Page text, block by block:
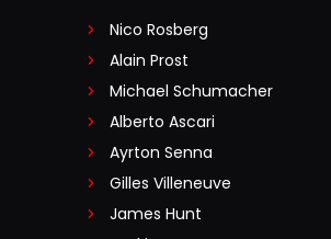
Nico Rosberg
Alain Prost
Michael Schumacher
Alberto Ascari
Ayrton Senna
Gilles Villeneuve
James Hunt